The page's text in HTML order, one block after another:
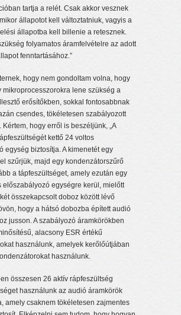
tartja a relét. Csak akkor vesznek
állapotot kell változtatniuk, vagyis a
állapotba kell billenie a retesznek.
folyamatos áramfelvételre az adott
fenntartásához.”
hogy nem gondoltam volna, hogy
mikroprocesszorokra lene szükség a
erősítőkben, sokkal fontosabbnak
csendes, tökéletesen szabályozott
Kértem, hogy erről is beszéljünk, „A
kettő 24 voltos
egység biztosítja. A kimenetét egy
szűrjük, majd egy kondenzátorszűrő
a tápfeszültséget, amely ezután egy
előszabályozó egységre kerül, mielőtt
összekapcsolt doboz között lévő
hogy a hátsó dobozba épített audió
jusson. A szabályozó áramkörökben
alacsony ESR értékű
használunk, amelyek kerőlőútjában
használunk.
összesen 26 aktív rápfeszültség
használunk az audió áramkörök
amely csaknem tökéletesen zajmentes